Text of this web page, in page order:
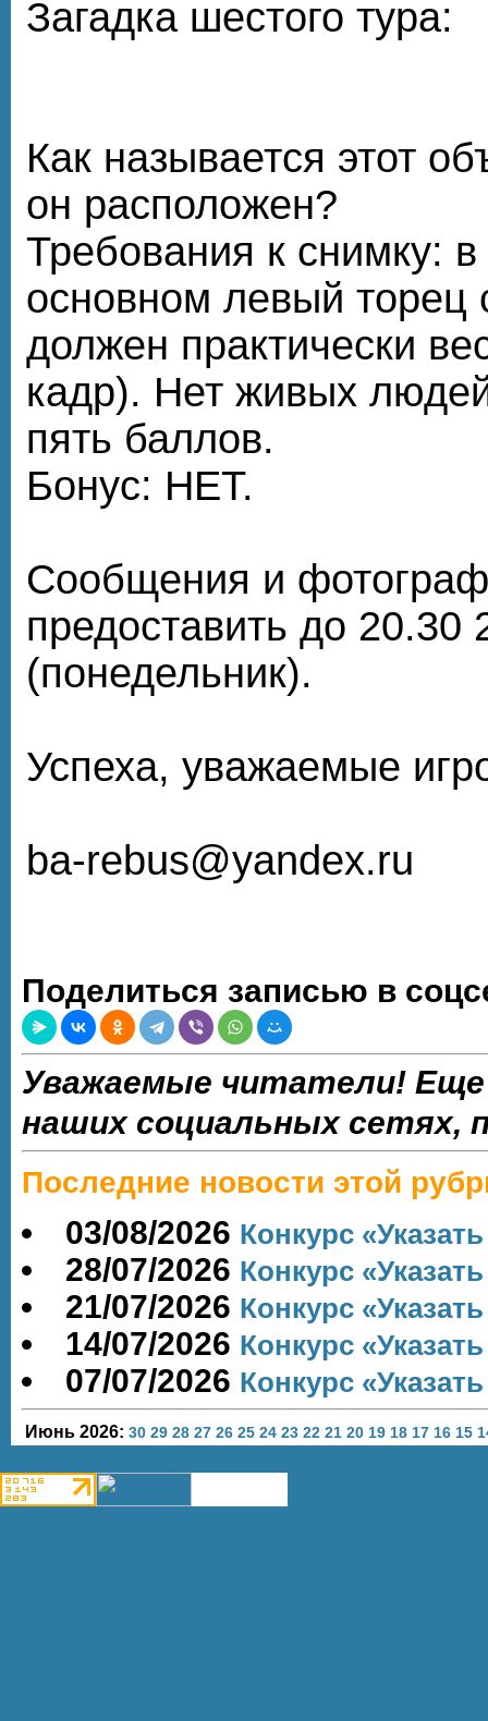
Загадка шестого тура:
Как называется этот
он расположен?
Требования к снимку:
основном левый торец
должен практически
кадр). Нет живых
пять баллов.
Бонус: НЕТ.
Сообщения и
предоставить до 20.30
(понедельник).
Успеха, уважаемые
ba-rebus@yandex.ru
Поделиться записью в
Уважаемые читатели!
наших социальных сетях,
Последние новости этой
03/08/2026 Конкурс
28/07/2026 Конкурс
21/07/2026 Конкурс
14/07/2026 Конкурс
07/07/2026 Конкурс
Июнь 2026: 30 29 28 27 26 25 24 23 22 21 20 19 18 17 16 15